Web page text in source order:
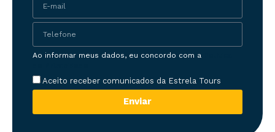
Ao informar meus dados, eu concordo com a
Aceito receber comunicados da Estrela Tours
Enviar